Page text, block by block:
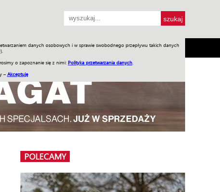
danych osobowych i w sprawie swobodnego przepływu takich danych
o zapoznanie się z nimi: Polityka przetwarzania danych
– Akceptuję
SKLEP Jednodniówki Praca w WIW
POLECAMY